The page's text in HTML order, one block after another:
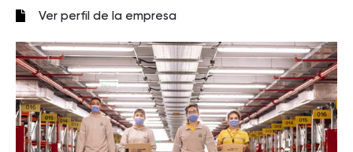
Ver perfil de la empresa